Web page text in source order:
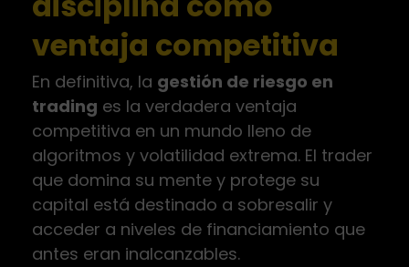
ventaja competitiva
En definitiva, la gestión de riesgo en
trading es la verdadera ventaja
competitiva en un mundo lleno de
algoritmos y volatilidad extrema. El trader
que domina su mente y protege su
capital está destinado a sobresalir y
acceder a niveles de financiamiento que
antes eran inalcanzables.